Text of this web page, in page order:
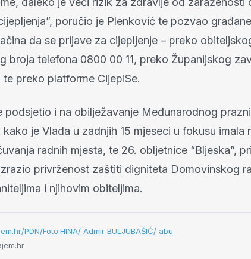
poručio je Plenković te pozvao
da se prijave za cijepljenje – preko
broja telefona 0800 00 11, preko Županijskog
preko platforme CijepiSe.
podsjetio i na obilježavanje Međunarodnog
je Vlada u zadnjih 15 mjeseci u fokusu imala
radnih mjesta, te 26. obljetnice “Bljeska”,
privrženost zaštiti digniteta Domovinskog
i njihovim obiteljima.
PDN/Foto:HINA/ Admir BULJUBAŠIĆ/ abu